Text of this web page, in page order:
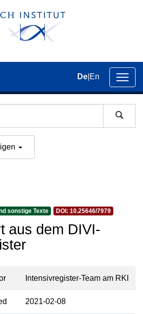
der
De En
sonstige Texte DOI: 10.25646/7979
aus dem DIVI-
Intensivregister-Team am RKI
2021-02-08